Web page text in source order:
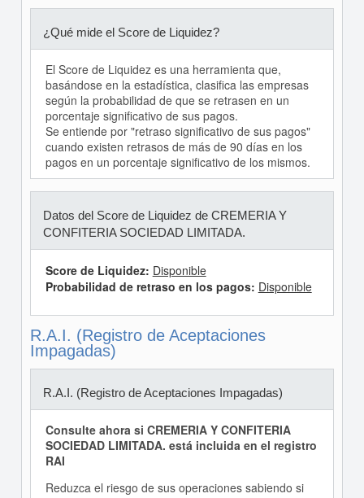
¿Qué mide el Score de Liquidez?
El Score de Liquidez es una herramienta que,
basándose en la estadística, clasifica las empresas
según la probabilidad de que se retrasen en un
porcentaje significativo de sus pagos.
Se entiende por "retraso significativo de sus pagos"
cuando existen retrasos de más de 90 días en los
pagos en un porcentaje significativo de los mismos.
Datos del Score de Liquidez de CREMERIA Y
CONFITERIA SOCIEDAD LIMITADA.
Score de Liquidez: Disponible
Probabilidad de retraso en los pagos: Disponible
R.A.I. (Registro de Aceptaciones
Impagadas)
R.A.I. (Registro de Aceptaciones Impagadas)
Consulte ahora si CREMERIA Y CONFITERIA
SOCIEDAD LIMITADA. está incluida en el registro
RAI
Reduzca el riesgo de sus operaciones sabiendo si